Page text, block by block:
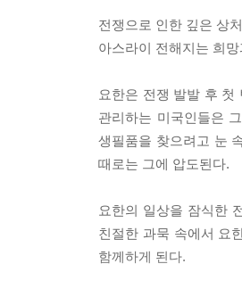
전쟁으로 인한 깊은 상처
아스라이 전해지는 희
요한은 전쟁 발발 후 첫
관리하는 미국인들은
생필품을 찾으려고 눈
때로는 그에 압도된다.
요한의 일상을 잠식한
친절한 과묵 속에서 요
함께하게 된다.